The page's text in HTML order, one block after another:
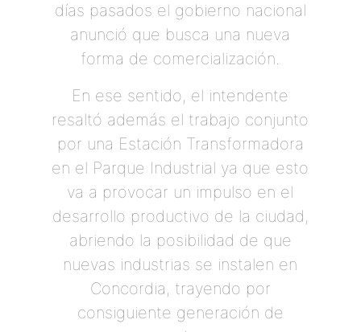
días pasados el gobierno nacional
anunció que busca una nueva
forma de comercialización.
En ese sentido, el intendente
resaltó además el trabajo conjunto
por una Estación Transformadora
en el Parque Industrial ya que esto
va a provocar un impulso en el
desarrollo productivo de la ciudad,
abriendo la posibilidad de que
nuevas industrias se instalen en
Concordia, trayendo por
consiguiente generación de